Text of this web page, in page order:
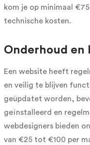
kom je op minimaal
technische kosten.
Onderhoud en
Een website heeft
en veilig te blijven
geüpdatet worden,
geïnstalleerd en
webdesigners bieden
van €25 tot €100 per